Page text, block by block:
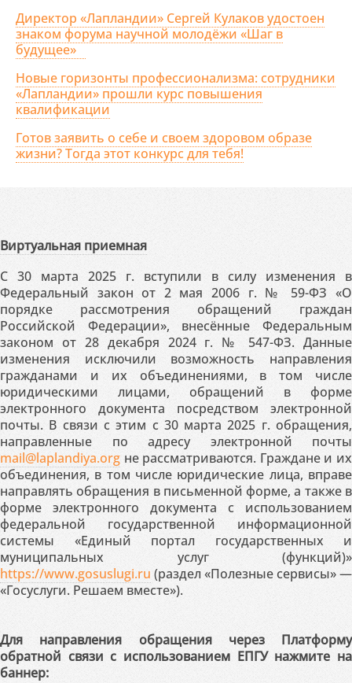
Директор «Лапландии» Сергей Кулаков удостоен
знаком форума научной молодёжи «Шаг в
будущее»
Новые горизонты профессионализма: сотрудники
«Лапландии» прошли курс повышения
квалификации
Готов заявить о себе и своем здоровом образе
жизни? Тогда этот конкурс для тебя!
Виртуальная приемная
С 30 марта 2025 г. вступили в силу изменения в
Федеральный закон от 2 мая 2006 г. № 59-ФЗ «О
порядке рассмотрения обращений граждан
Российской Федерации», внесённые Федеральным
законом от 28 декабря 2024 г. № 547-ФЗ. Данные
изменения исключили возможность направления
гражданами и их объединениями, в том числе
юридическими лицами, обращений в форме
электронного документа посредством электронной
почты. В связи с этим с 30 марта 2025 г. обращения,
направленные по адресу электронной почты
mail@laplandiya.org не рассматриваются. Граждане и их
объединения, в том числе юридические лица, вправе
направлять обращения в письменной форме, а также в
форме электронного документа с использованием
федеральной государственной информационной
системы «Единый портал государственных и
муниципальных услуг (функций)»
https://www.gosuslugi.ru (раздел «Полезные сервисы» —
«Госуслуги. Решаем вместе»).
Для направления обращения через Платформу
обратной связи с использованием ЕПГУ нажмите на
баннер: